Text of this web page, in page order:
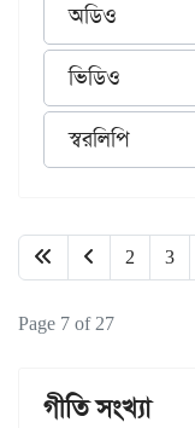
অডিও
ভিডিও
স্বরলিপি
2 3
Page 7 of 27
গীতি সংখ্যা